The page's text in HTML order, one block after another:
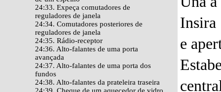
24:33. Expeça comutadores de
reguladores de janela
24:34. Comutadores posteriores de
reguladores de janela
24:35. Rádio-receptor
24:36. Alto-falantes de uma porta
avançada
24:37. Alto-falantes de uma porta dos
fundos
24:38. Alto-falantes da prateleira traseira
Insira
e